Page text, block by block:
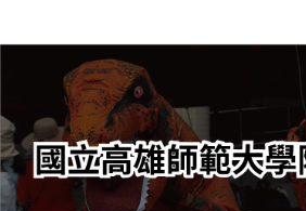
轉
要
內
容